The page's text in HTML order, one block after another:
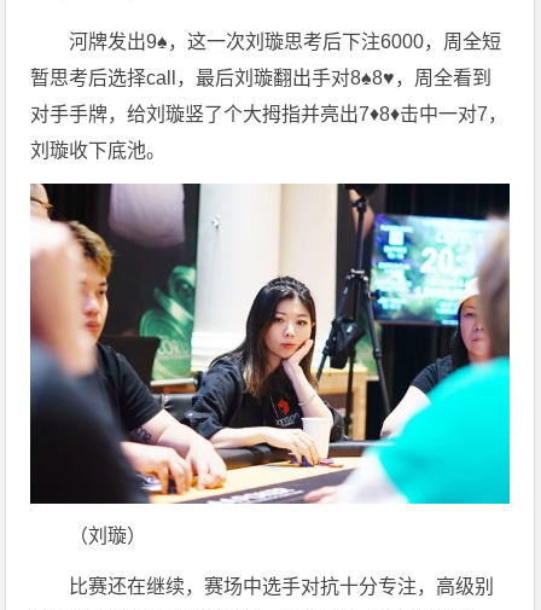
河牌发出9♠️，这一次刘璇思考后下注6000，周全短
暂思考后选择call，最后刘璇翻出手对8♠️8♥️，周全看到
对手手牌，给刘璇竖了个大拇指并亮出7♦️8♦️击中一对7，
刘璇收下底池。
（刘璇）
比赛还在继续，赛场中选手对抗十分专注，高级别